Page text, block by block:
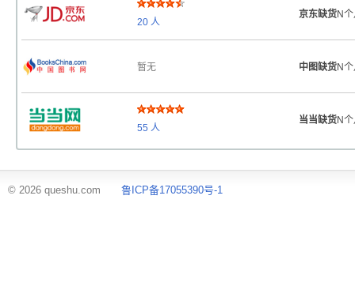
20 人
京东缺货N
暂无 中图缺货N
55 人
当当缺货N
© 2026 queshu.com 鲁ICP备17055390号-1